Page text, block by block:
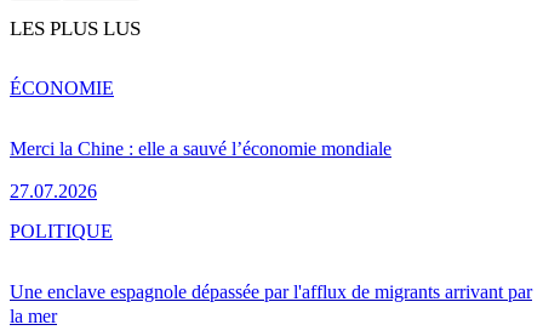
LES PLUS LUS
Merci la Chine : elle a sauvé l’économie mondiale
27.07.2026
ÉCONOMIE
Une enclave espagnole dépassée par l'afflux de migrants arrivant par
la mer
POLITIQUE